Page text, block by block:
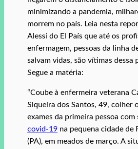
minimizando a pandemia,
morrem no país. Leia nesta
Alessi do El País que até os
enfermagem, pessoas da linha
salvam vidas, são vítimas dessa
Segue a matéria:
“Coube à enfermeira veterana
Siqueira dos Santos, 49, colher
exames da primeira pessoa com
covid-19 na pequena cidade de
(PA), em meados de março. A